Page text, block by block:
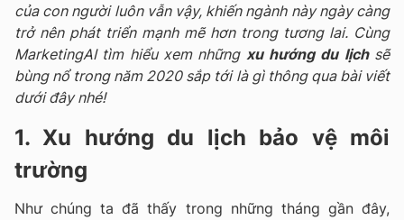
của con người luôn vẫn vậy, khiến ngành này ngày càng
trở nên phát triển mạnh mẽ hơn trong tương lai. Cùng
MarketingAI tìm hiểu xem những xu hướng du lịchsẽ
bùng nổ trong năm 2020 sắp tới là gì thông qua bài viết
dưới đây nhé!
1. Xu hướng du lịch bảo vệ môi
trường
Như chúng ta đã thấy trong những tháng gần đây,